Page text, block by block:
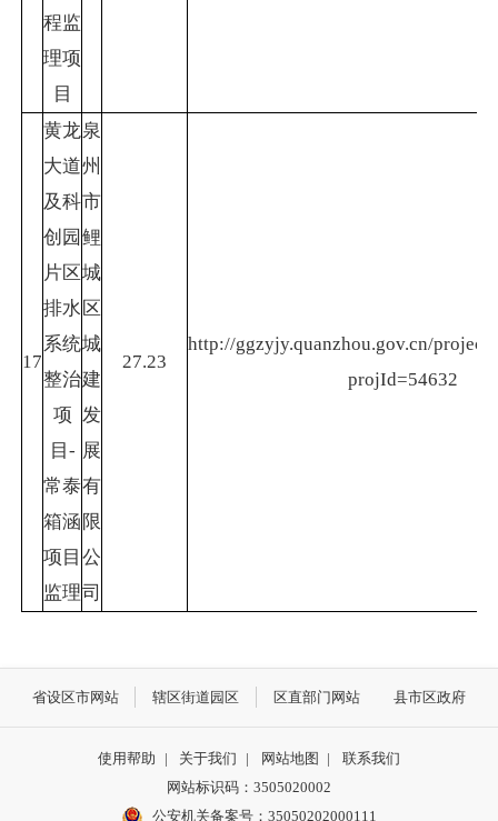
程监
理项
目
17
黄龙
大道
及科
创园
片区
排水
系统
整治
项
目-
常泰
箱涵
项目
监理
泉
州
市
鲤
城
区
城
建
发
展
有
限
公
司
27.23
http://ggzyjy.quanzhou.gov.cn/
projId=54632
省设区市网站 辖区街道园区 区直部门网站 县市区政府
使用帮助 | 关于我们 | 网站地图 |
联系我们
网站标识码：3505020002
公安机关备案号：35050202000111